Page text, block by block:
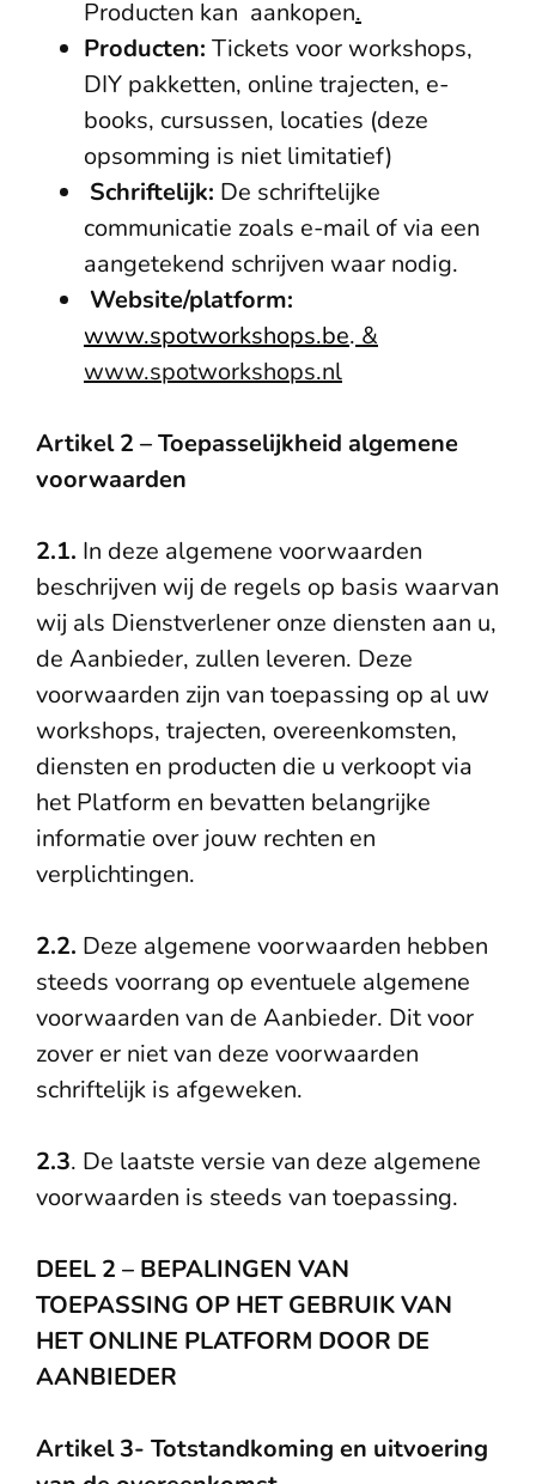
Producten kan aankopen.
Producten: Tickets voor workshops,
DIY pakketten, online trajecten, e-
books, cursussen, locaties (deze
opsomming is niet limitatief)
Schriftelijk: De schriftelijke
communicatie zoals e-mail of via een
aangetekend schrijven waar nodig.
Website/platform:
www.spotworkshops.be. &
www.spotworkshops.nl
Artikel 2 – Toepasselijkheid algemene
voorwaarden
2.1. In deze algemene voorwaarden
beschrijven wij de regels op basis waarvan
wij als Dienstverlener onze diensten aan u,
de Aanbieder, zullen leveren. Deze
voorwaarden zijn van toepassing op al uw
workshops, trajecten, overeenkomsten,
diensten en producten die u verkoopt via
het Platform en bevatten belangrijke
informatie over jouw rechten en
verplichtingen.
2.2. Deze algemene voorwaarden hebben
steeds voorrang op eventuele algemene
voorwaarden van de Aanbieder. Dit voor
zover er niet van deze voorwaarden
schriftelijk is afgeweken.
2.3. De laatste versie van deze algemene
voorwaarden is steeds van toepassing.
DEEL 2 – BEPALINGEN VAN
TOEPASSING OP HET GEBRUIK VAN
HET ONLINE PLATFORM DOOR DE
AANBIEDER
Artikel 3- Totstandkoming en uitvoering